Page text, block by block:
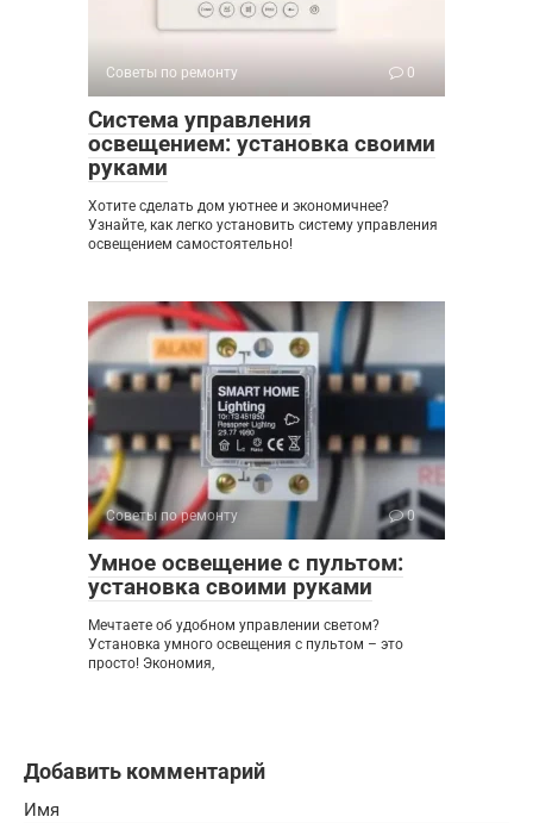
Советы по ремонту 0
Система управления
освещением: установка своими
руками
Хотите сделать дом уютнее и экономичнее?
Узнайте, как легко установить систему управления
освещением самостоятельно!
Советы по ремонту 0
Умное освещение с пультом:
установка своими руками
Мечтаете об удобном управлении светом?
Установка умного освещения с пультом – это
просто! Экономия,
Добавить комментарий
Имя